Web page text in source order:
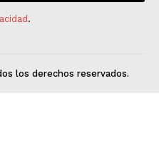
.
los derechos reservados.